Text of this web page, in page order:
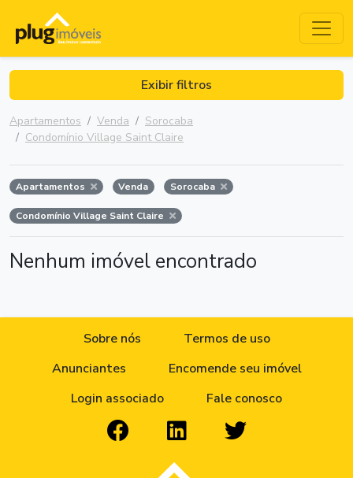
Exibir filtros
Apartamentos Venda
Sorocaba
Condomínio Village Saint Claire
Apartamentos Venda Sorocaba
Condomínio Village Saint Claire
Nenhum imóvel encontrado
Sobre nós
Termos de uso
Anunciantes
Encomende seu imóvel
Login associado
Fale conosco